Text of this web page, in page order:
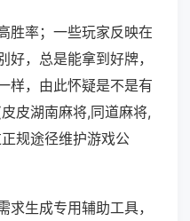
胜率；一些玩家反映在
，总是能拿到好牌，
样，由此怀疑是不是有
皮湖南麻将,同道麻将,
规途径维护游戏公
求生成专用辅助工具，